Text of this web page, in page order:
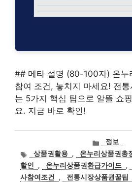
## 메타 설명 (80-100자) 온누
참여 조건, 놓치지 마세요! 전
는 5가지 핵심 팁으로 알뜰 쇼
요. 지금 바로 확인!
카
테
고
리
정보
태
그
상품권활용 , 온누리상품권총
할인
, 온누리상품권환급가이드 ,
사참여조건
, 전통시장상품권꿀팁